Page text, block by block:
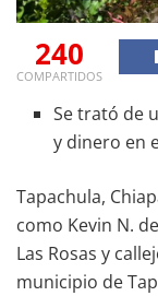
240
COMPARTIDOS
Se trató de
y dinero en
Tapachula,
como Kevin N.
Las Rosas y
municipio de